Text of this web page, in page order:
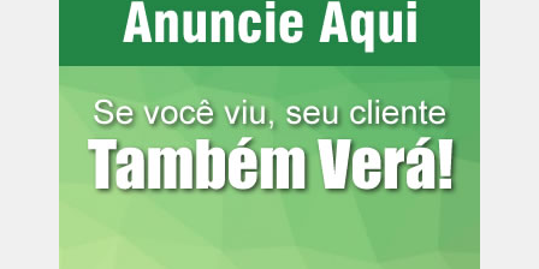
Desde 2022, a CIC tem atraído grandes investimentos em
diferentes setores. Estima-se que cerca de R$ 2 bilhões
os próximos três anos
A região também foi a mais procurada da cidade para
abertura de empresas no primeiro semestre de 2022.